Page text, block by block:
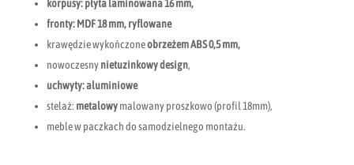
korpusy: płyta laminowana 16 mm,
fronty: MDF 18 mm, ryflowane
krawędzie wykończoneobrzeżem ABS 0,5 mm,
nowoczesnynietuzinkowy design,
uchwyty: aluminiowe
stelaż: metalowymalowany proszkowo (profil 18mm),
meble w paczkach do samodzielnego montażu.